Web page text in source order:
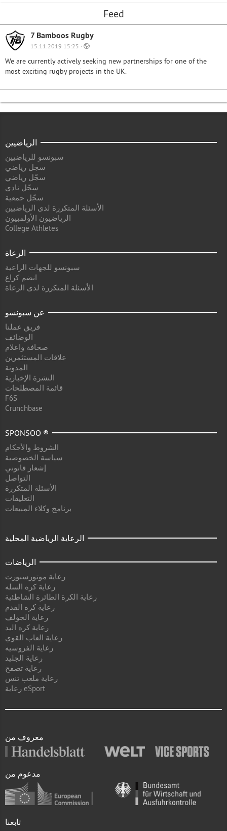
Feed
7 Bamboos Rugby
15.11.2019 15:25 ·
We are currently actively seeking new partnerships for one of the
most exciting rugby projects in the UK.
الرياضيين
سبونسو للرياضيين
سجل رياضي
سجّل رياضي
سجّل نادي
سجّل جمعية
الأسئلة المتكررة لدى الرياضيين
الرياضيون الأولمبيون
College Athletes
الرعاة
سبونسو للجهات الراعية
انضم كراع
الأسئلة المتكررة لدى الرعاة
عن سبونسو
فريق عملنا
الوضائف
صحافة واعلام
علاقات المستثمرين
المدونة
النشرة الإخبارية
قائمة المصطلحات
F6S
Crunchbase
SPONSOO ®
الشروط والأحكام
سياسة الخصوصية
إشعار قانوني
التواصل
الأسئلة المتكررة
التعليقات
برنامج وكلاء المبيعات
الرعاية الرياضية المحلية
الرياضات
رعاية موتورسبورت
رعاية كره السله
رعاية الكرة الطائرة الشاطئية
رعاية كره القدم
رعاية الجولف
رعاية كره اليد
رعاية العاب القوي
رعاية الفروسيه
رعاية الجليد
رعاية تصفح
رعاية ملعب تنس
رعاية eSport
معروف من
مدعوم من
تابعنا